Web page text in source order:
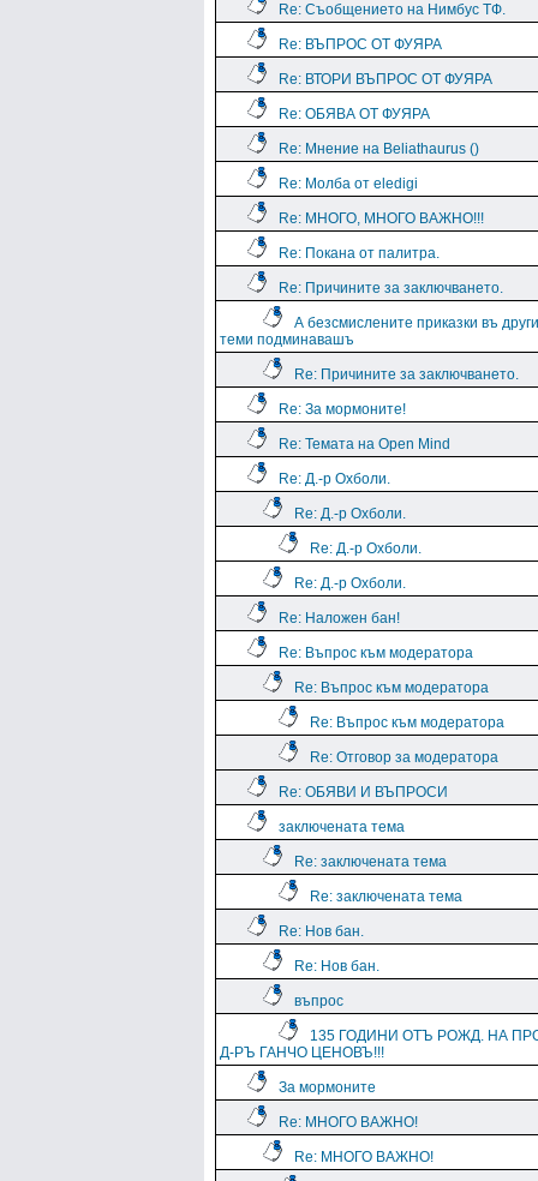
Re: Съобщението на Нимбус ТФ.
Re: ВЪПРОС ОТ ФУЯРА
Re: ВТОРИ ВЪПРОС ОТ ФУЯРА
Re: ОБЯВА ОТ ФУЯРА
Re: Мнение на Beliathaurus ()
Re: Молба от eledigi
Re: МНОГО, МНОГО ВАЖНО!!!
Re: Покана от палитра.
Re: Причините за заключването.
А безсмислените приказки въ други
теми подминавашъ
Re: Причините за заключването.
Re: За мормоните!
Re: Темата на Open Mind
Re: Д.-р Охболи.
Re: Д.-р Охболи.
Re: Д.-р Охболи.
Re: Д.-р Охболи.
Re: Наложен бан!
Re: Въпрос към модератора
Re: Въпрос към модератора
Re: Въпрос към модератора
Re: Отговор за модератора
Re: ОБЯВИ И ВЪПРОСИ
заключената тема
Re: заключената тема
Re: заключената тема
Re: Нов бан.
Re: Нов бан.
въпрос
135 ГОДИНИ ОТЪ РОЖД. НА
Д-РЪ ГАНЧО ЦЕНОВЪ!!!
За мормоните
Re: МНОГО ВАЖНО!
Re: МНОГО ВАЖНО!